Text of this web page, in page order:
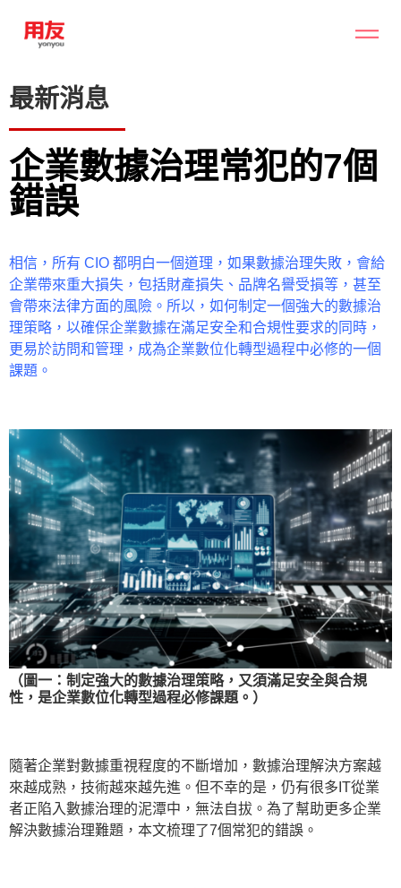
最新消息
企業數據治理常犯的7個
錯誤
相信，所有 CIO 都明白一個道理，如果數據治理失敗，會給
企業帶來重大損失，包括財產損失、品牌名譽受損等，甚至
會帶來法律方面的風險。所以，如何制定一個強大的數據治
理策略，以確保企業數據在滿足安全和合規性要求的同時，
更易於訪問和管理，成為企業數位化轉型過程中必修的一個
課題。
（圖一：制定強大的數據治理策略，又須滿足安全與合規
性，是企業數位化轉型過程必修課題。）
隨著企業對數據重視程度的不斷增加，數據治理解決方案越
來越成熟，技術越來越先進。但不幸的是，仍有很多IT從業
者正陷入數據治理的泥潭中，無法自拔。為了幫助更多企業
解決數據治理難題，本文梳理了7個常犯的錯誤。